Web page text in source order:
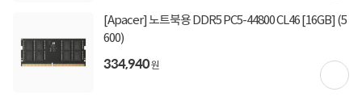
[Apacer] 노트북용 DDR5 PC5-44800 CL46 [16GB] (5
600)
334,940원